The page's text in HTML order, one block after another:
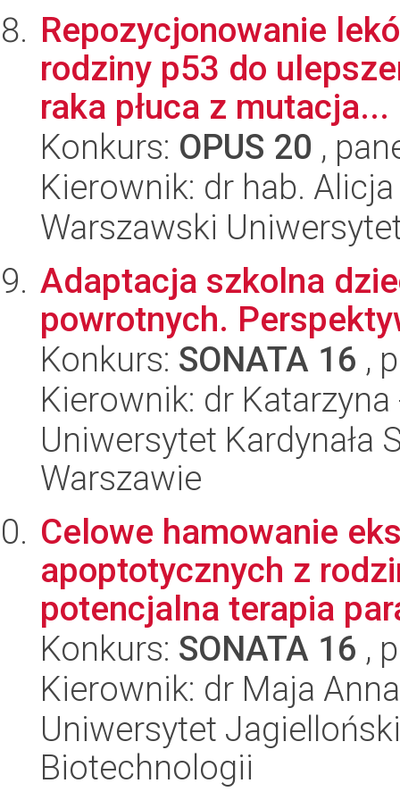
Repozycjonowanie
rodziny p53 do
raka płuca z mutacja...
Konkurs: OPUS 20 ,
Kierownik: dr hab.
Warszawski
Adaptacja szkolna
powrotnych.
Konkurs: SONATA 16 ,
Kierownik: dr
Uniwersytet Kardynała
Warszawie
Celowe hamowanie
apoptotycznych z
potencjalna terapia
Konkurs: SONATA 16 ,
Kierownik: dr Maja
Uniwersytet
Biotechnologii